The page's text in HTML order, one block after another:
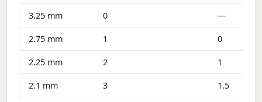
3.25 mm 0 —
2.75 mm 1 0
2.25 mm 2 1
2.1 mm 3 1.5